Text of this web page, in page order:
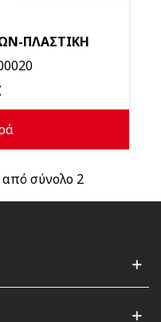
ΠΛΑΣΤΙΚΗ
από σύνολο 2